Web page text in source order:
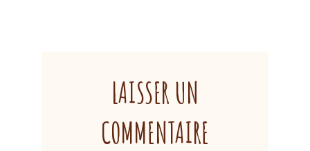
LAISSER UN
COMMENTAIRE